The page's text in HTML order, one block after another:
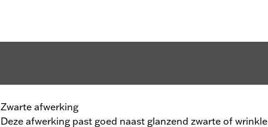
Zwarte afwerking
Deze afwerking past goed naast glanzend zwarte of wrinkle